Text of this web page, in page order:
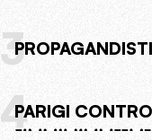
3
4PARIGI